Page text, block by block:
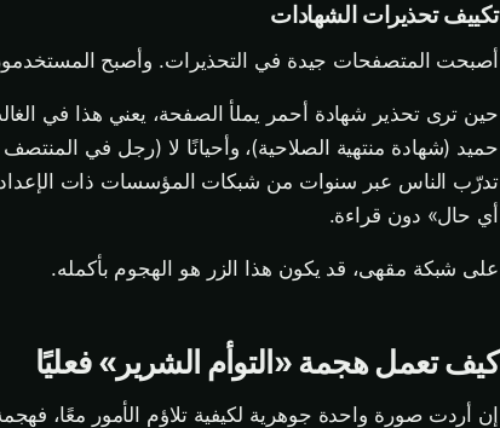
تكييف تحذيرات الشهادات
أصبحت المتصفحات جيدة في التحذيرات. وأصبح
حين ترى تحذير شهادة أحمر يملأ الصفحة، يعني هذا في
حميد (شهادة منتهية الصلاحية)، وأحيانًا لا (رجل في
تدرّب الناس عبر سنوات من شبكات المؤسسات ذات
أي حال» دون قراءة.
على شبكة مقهى، قد يكون هذا الزر هو الهجوم بأكمله.
كيف تعمل هجمة «التوأم الشرير» فعليًا
إن أردت صورة واحدة جوهرية لكيفية تلاؤم الأمور معًا،